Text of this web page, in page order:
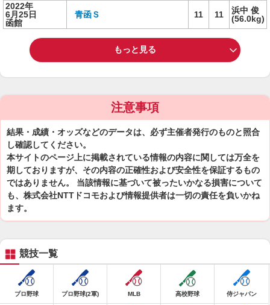
2022年
6月25日
函館
青函Ｓ 11 11
浜中 俊
(56.0kg)
もっと見る
注意事項
結果・成績・オッズなどのデータは、必ず主催者発行のものと照合
し確認してください。
本サイトのページ上に掲載されている情報の内容に関しては万全を
期しておりますが、その内容の正確性および安全性を保証するもの
ではありません。 当該情報に基づいて被ったいかなる損害について
も、株式会社NTTドコモおよび情報提供者は一切の責任を負いかね
ます。
競技一覧
プロ野球 プロ野球(2軍) MLB 高校野球 侍ジャパン